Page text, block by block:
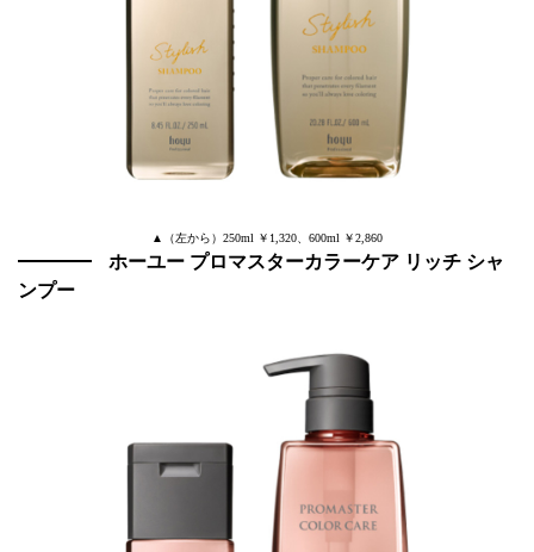
▲（左から）250ml ￥1,320、600ml ￥2,860
ホーユー プロマスターカラーケア リッチ シャ
ンプー